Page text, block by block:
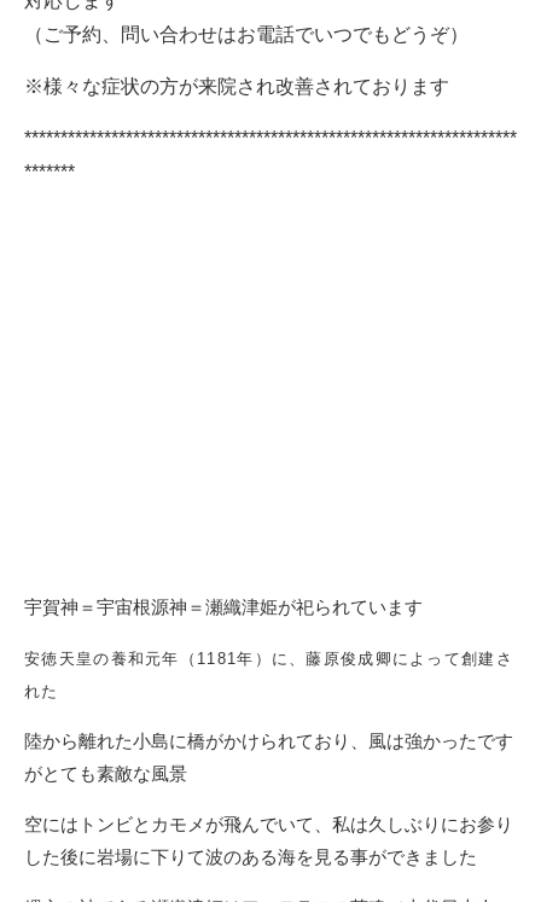
（ご予約、問い合わせはお電話でいつでもどうぞ）
※様々な症状の方が来院され改善されております
********************************************************************
*******
宇賀神＝宇宙根源神＝瀬織津姫が祀られています
安徳天皇の養和元年（1181年）に、藤原俊成卿によって創建さ
れた
陸から離れた小島に橋がかけられており、風は強かったです
がとても素敵な風景
空にはトンビとカモメが飛んでいて、私は久しぶりにお参り
した後に岩場に下りて波のある海を見る事ができました